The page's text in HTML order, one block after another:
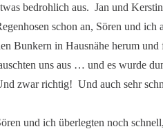
bedrohlich aus. Jan und
schon an, Sören und ich
Bunkern in Hausnähe herum und
uns aus … und es wurde
zwar richtig! Und auch sehr
und ich überlegten noch